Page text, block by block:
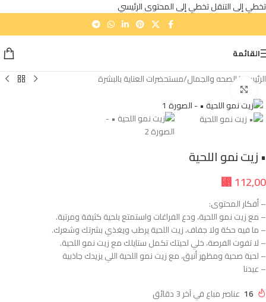
تخطي إلى التنقلتخطي إلى المحتوى الرئيسي
القائمة
الرئيسية/الصحه والجمال/مستحضرات العناية بالبشرة
• زيت نمو اللحية
⃁112,00
– أفكار المحتوى:
– مع زيت نمو اللحية، ودع الفراغات واستمتع بلحية كثيفة ومرتبة.
– ما فيه حكة ولا جفاف، زيت اللحية يرطب ويغذي بشرتك وشعرك.
– لا تفوت الفرصة، خلي لحيتك تكمل ستايلك مع زيت نمو اللحية.
– لحية صحية ومظهر أنيق، مع زيت نمو اللحية اللي يزيدك جاذبية
– عيدنا
16 عناصر مباع في آخر 3 دقائق